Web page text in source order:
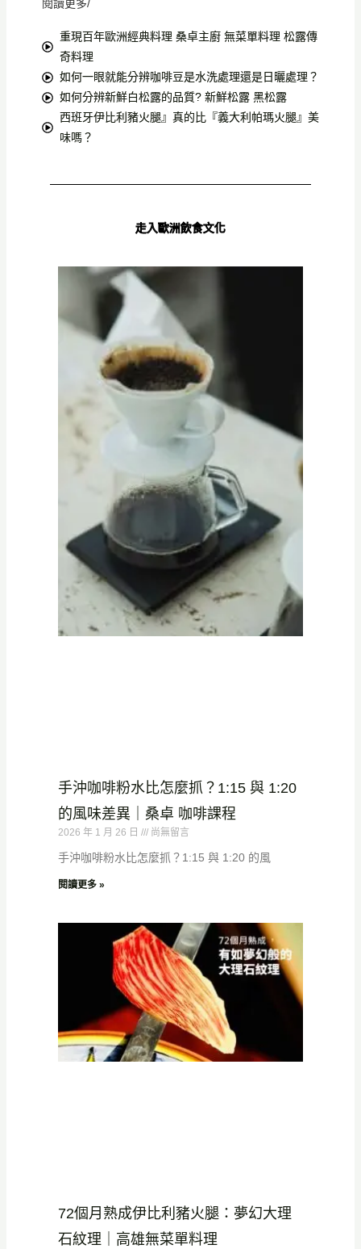
閱讀更多/
重現百年歐洲經典料理 桑卓主廚 無菜單料理 松露傳
奇料理
如何一眼就能分辨咖啡豆是水洗處理還是日曬處理？
如何分辨新鮮白松露的品質? 新鮮松露 黑松露
西班牙伊比利豬火腿』真的比『義大利帕瑪火腿』美
味嗎？
走入歐洲飲食文化
手沖咖啡粉水比怎麼抓？1:15 與 1:20
的風味差異｜桑卓 咖啡課程
2026 年 1 月 26 日 尚無留言
手沖咖啡粉水比怎麼抓？1:15 與 1:20 的風
閱讀更多 »
72個月熟成伊比利豬火腿：夢幻大理
石紋理｜高雄無菜單料理